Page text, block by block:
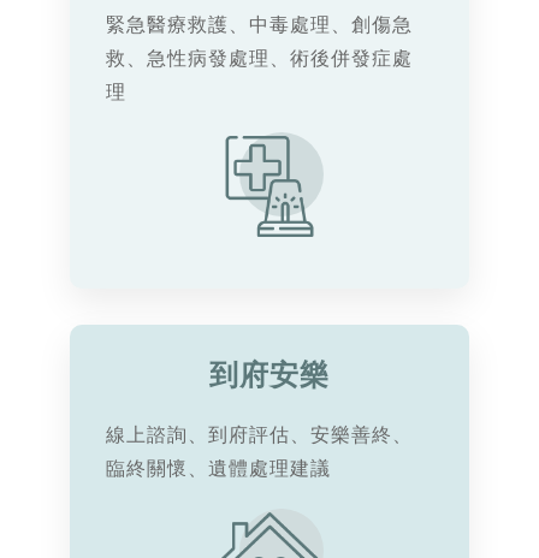
緊急醫療救護、中毒處理、創傷急
救、急性病發處理、術後併發症處
理
到府安樂
線上諮詢、到府評估、安樂善終、
臨終關懷、遺體處理建議